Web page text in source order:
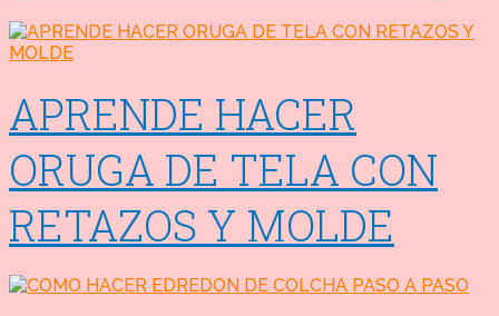
APRENDE HACER
ORUGA DE TELA CON
RETAZOS Y MOLDE